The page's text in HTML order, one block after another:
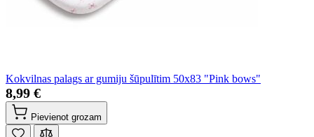
Kokvilnas palags ar gumiju šūpulītim 50x83 "Pink bows"
8,99 €
Pievienot grozam